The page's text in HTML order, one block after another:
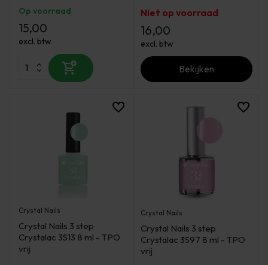
Op voorraad
15,00
excl. btw
Niet op voorraad
16,00
excl. btw
Bekijken
Crystal Nails
Crystal Nails 3 step
Crystalac 3S13 8 ml - TPO
vrij
Crystal Nails
Crystal Nails 3 step
Crystalac 3S97 8 ml - TPO
vrij